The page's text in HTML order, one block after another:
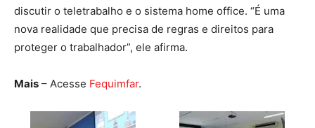
discutir o teletrabalho e o sistema home office. “É uma
nova realidade que precisa de regras e direitos para
proteger o trabalhador”, ele afirma.
Mais – Acesse Fequimfar.